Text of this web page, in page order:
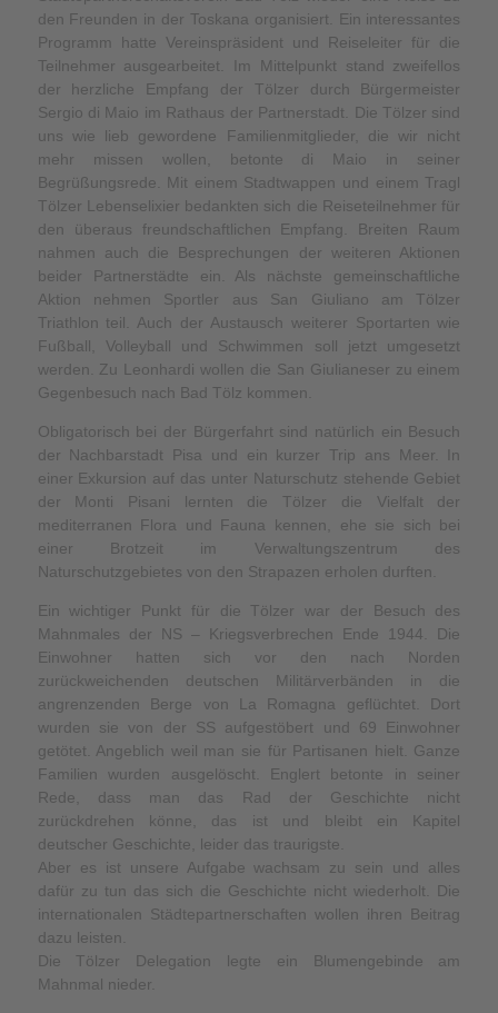
den Freunden in der Toskana organisiert. Ein interessantes
Programm hatte Vereinspräsident und Reiseleiter für die
Teilnehmer ausgearbeitet. Im Mittelpunkt stand zweifellos
der herzliche Empfang der Tölzer durch Bürgermeister
Sergio di Maio im Rathaus der Partnerstadt. Die Tölzer sind
uns wie lieb gewordene Familienmitglieder, die wir nicht
mehr missen wollen, betonte di Maio in seiner
Begrüßungsrede. Mit einem Stadtwappen und einem Tragl
Tölzer Lebenselixier bedankten sich die Reiseteilnehmer für
den überaus freundschaftlichen Empfang. Breiten Raum
nahmen auch die Besprechungen der weiteren Aktionen
beider Partnerstädte ein. Als nächste gemeinschaftliche
Aktion nehmen Sportler aus San Giuliano am Tölzer
Triathlon teil. Auch der Austausch weiterer Sportarten wie
Fußball, Volleyball und Schwimmen soll jetzt umgesetzt
werden. Zu Leonhardi wollen die San Giulianeser zu einem
Gegenbesuch nach Bad Tölz kommen.
Obligatorisch bei der Bürgerfahrt sind natürlich ein Besuch
der Nachbarstadt Pisa und ein kurzer Trip ans Meer. In
einer Exkursion auf das unter Naturschutz stehende Gebiet
der Monti Pisani lernten die Tölzer die Vielfalt der
mediterranen Flora und Fauna kennen, ehe sie sich bei
einer Brotzeit im Verwaltungszentrum des
Naturschutzgebietes von den Strapazen erholen durften.
Ein wichtiger Punkt für die Tölzer war der Besuch des
Mahnmales der NS – Kriegsverbrechen Ende 1944. Die
Einwohner hatten sich vor den nach Norden
zurückweichenden deutschen Militärverbänden in die
angrenzenden Berge von La Romagna geflüchtet. Dort
wurden sie von der SS aufgestöbert und 69 Einwohner
getötet. Angeblich weil man sie für Partisanen hielt. Ganze
Familien wurden ausgelöscht. Englert betonte in seiner
Rede, dass man das Rad der Geschichte nicht
zurückdrehen könne, das ist und bleibt ein Kapitel
deutscher Geschichte, leider das traurigste.
Aber es ist unsere Aufgabe wachsam zu sein und alles
dafür zu tun das sich die Geschichte nicht wiederholt. Die
internationalen Städtepartnerschaften wollen ihren Beitrag
dazu leisten.
Die Tölzer Delegation legte ein Blumengebinde am
Mahnmal nieder.